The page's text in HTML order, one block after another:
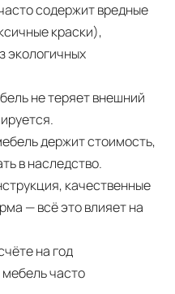
содержит вредные
краски),
экологичных
не теряет внешний
держит стоимость,
в наследство.
качественные
— всё это влияет на
на год
часто